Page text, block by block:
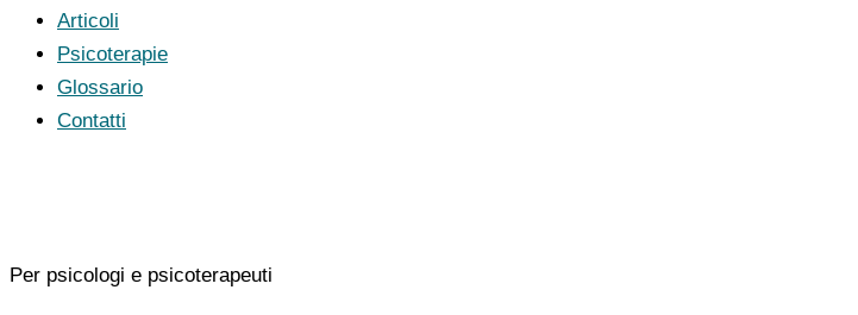
Articoli
Psicoterapie
Glossario
Contatti
Per psicologi e psicoterapeuti